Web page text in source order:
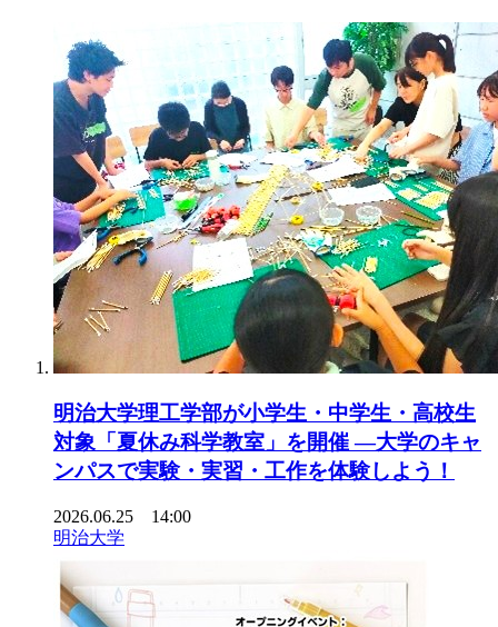
明治大学理工学部が小学生・中学生・高校生
対象「夏休み科学教室」を開催 ―大学のキャ
ンパスで実験・実習・工作を体験しよう！
2026.06.25 14:00
明治大学